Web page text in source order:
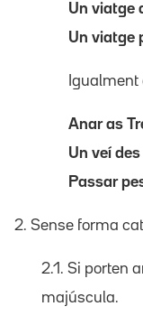
Un viatge
Un viatge
Anar as
Un veí
Passar
2. Sense forma
2.1. Si porten
majúscula.